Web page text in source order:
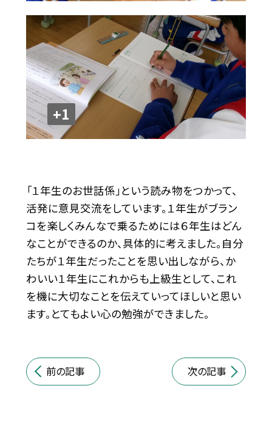
+1
「１年生のお世話係」という読み物をつかって、
活発に意見交流をしています。１年生がブラン
コを楽しくみんなで乗るためには６年生はどん
なことができるのか、具体的に考えました。自分
たちが１年生だったことを思い出しながら、か
わいい１年生にこれからも上級生として、これ
を機に大切なことを伝えていってほしいと思い
ます。とてもよい心の勉強ができました。
前の記事 次の記事